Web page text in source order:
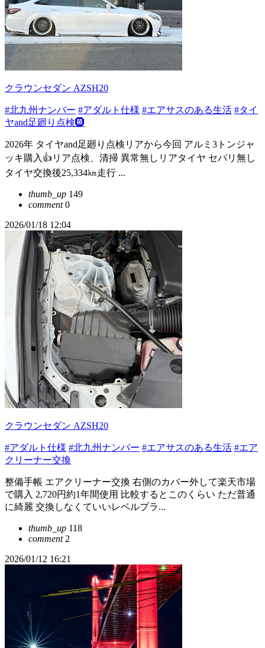
クラウンセダン AZSH20
#北九州ナンバー #アダルト仕様 #エアサスのある生活 #タイ
ヤand足廻り点検🛞
2026年 タイヤand足廻り点検リアから今回 アルミ3トンジャ
ッキ購入👍リア点検、清掃 異常無しリアタイヤ セパリ無し
タイヤ交換後25,334㎞走行 ...
thumb_up 149
comment0
2026/01/18 12:04
クラウンセダン AZSH20
#アダルト仕様 #北九州ナンバー #エアサスのある生活 #エア
クリーナー交換
整備手帳 エアクリーナー交換 右側のカバー外して楽天市場
で購入 2,720円約1年間使用 比較するとこのくらい ただ普通
に綺麗 交換しなくていいレベルプラ...
thumb_up 118
comment2
2026/01/12 16:21